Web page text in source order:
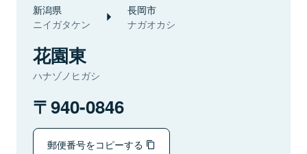
新潟県
ニイガタケン
長岡市
ナガオカシ
花園東
ハナゾノヒガシ
940-0846
郵便番号をコピーする